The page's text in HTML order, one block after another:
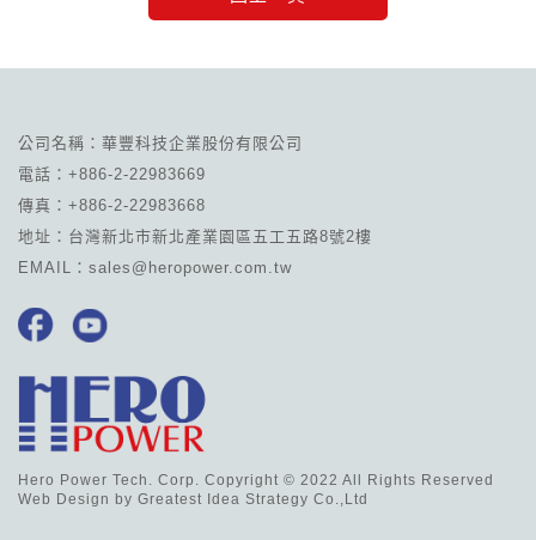
公司名稱：華豐科技企業股份有限公司
電話：+886-2-22983669
傳真：+886-2-22983668
地址：台灣新北市新北產業園區五工五路8號2樓
EMAIL：sales@heropower.com.tw
Hero Power Tech. Corp. Copyright © 2022 All Rights Reserved
Web Design by Greatest Idea Strategy Co.,Ltd